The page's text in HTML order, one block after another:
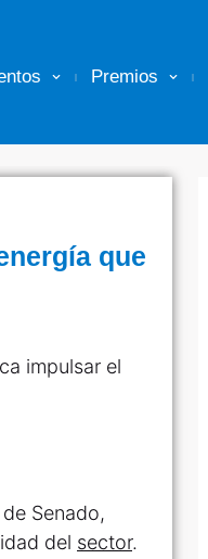
Premios
que
impulsar el
Senado,
del sector.